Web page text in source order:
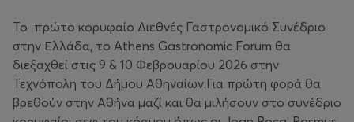
Το πρώτο κορυφαίο Διεθνές Γαστρονομικό Συνέδριο
στην Ελλάδα, το Athens Gastronomic Forum θα
διεξαχθεί στις 9 & 10 Φεβρουαρίου 2026 στην
Τεχνόπολη του Δήμου Αθηναίων.Για πρώτη φορά θα
βρεθούν στην Αθήνα μαζί και θα μιλήσουν στο συνέδριο